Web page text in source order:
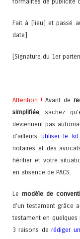
Fait à [lieu] et passé
date]
[Signature du 1er
Attention ! Avant de
simplifiée , sachez
deviennent pas
d’ailleurs utiliser le kit
notaires et des
héritier et votre
en absence de PACS.
Le modèle de
d’un testament grâce
testament en
3 raisons derédiger